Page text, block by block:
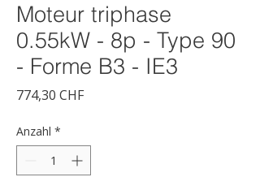
Moteur triphase
0.55kW - 8p - Type 90
- Forme B3 - IE3
774,30 CHFPreis
Anzahl *